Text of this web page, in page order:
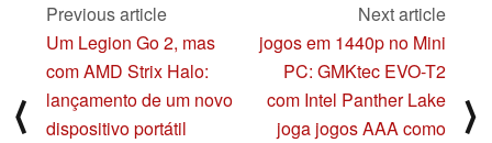
⟨
Previous article
Um Legion Go 2, mas
com AMD Strix Halo:
lançamento de um novo
dispositivo portátil
Next article
jogos em 1440p no Mini
PC: GMKtec EVO-T2
com Intel Panther Lake
joga jogos AAA como
⟩